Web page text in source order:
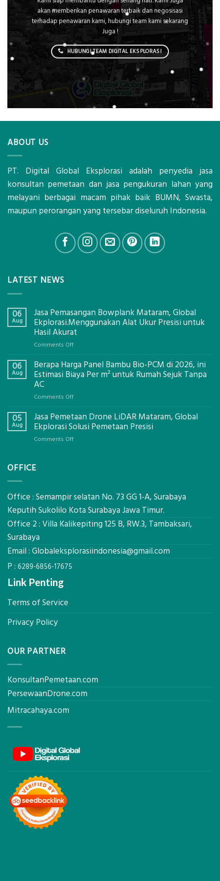
akan memberikan penawaran terbaik dan negosisasi
terhadap penawaran kami, hubungi team kami sekarang
Juga !
HUBUNGI TEAM DIGITAL EKSPLORASI
ABOUT US
PT. Digital Global Eksplorasi adalah penyedia jasa
konsultan pemetaan dan jasa pengukuran lahan yang
melayani berbagai macam pihak baik BUMN, Swasta,
maupun perorangan yang tersebar diseluruh Indonesia.
LATEST NEWS
06
Aug
Jasa Pemasangan Bowplank Mataram, Global
Ekplorasi.Menggunakan Alat Ukur Presisi untuk
Hasil Akurat
Comments Offon
Pemasangan
Bowplank
Ukur
Presisi
untuk
06
Aug
Berapa Harga Panel Bambu Bio-PCM di 2026, ini
Estimasi Biaya Per m² untuk Rumah Sejuk Tanpa
AC
Comments Offon
Harga
Panel
Biaya
Per
untuk
Sejuk
Tanpa
05
Aug
Jasa Pemetaan Drone LiDAR Mataram, Global
Ekplorasi Solusi Pemetaan Presisi
Comments Offon
Global
Solusi
Pemetaan
OFFICE
Office : Semampir selatan No. 73 GG 1-A, Surabaya
Keputih Sukolilo Kota Surabaya Jawa Timur.
Office 2 : Villa Kalikepiting 125 B, RW.3, Tambaksari,
Surabaya
Email : Globaleksplorasiindonesia@gmail.com
P : 6289-6856-17675
Link Penting
Terms of Service
Privacy Policy
OUR PARTNER
KonsultanPemetaan.com
PersewaanDrone.com
Mitracahaya.com